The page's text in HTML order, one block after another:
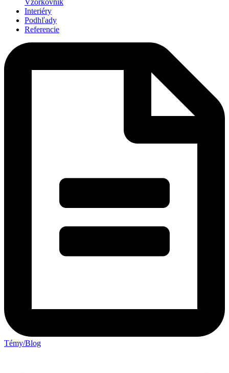
Vzorkovník
Interiéry
Podhľady
Referencie
Témy/Blog